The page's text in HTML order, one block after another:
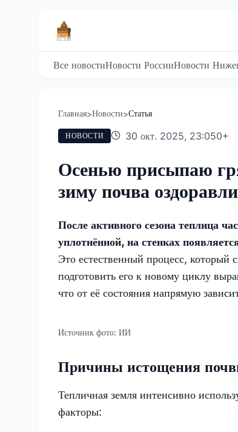
Все новостиНовости РоссииНовости
Главная>Новости>Статья
НОВОСТИ 30 окт. 2025, 23:050+
Осенью присыпаю
зиму почва
После активного сезона теплица
уплотнённой, на стенках
Это естественный процесс, который
подготовить его к новому циклу
что от её состояния напрямую
Источник фото: ИИ
Причины истощения
Тепличная земля интенсивно
факторы: